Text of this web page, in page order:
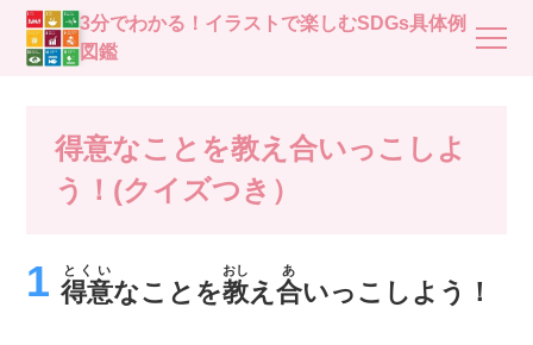
3分でわかる！イラストで楽しむSDGs具体例
図鑑
得意なことを教え合いっこしよ
う！(クイズつき）
得意
とくい
なことを教
おし
え 合
あ
いっこしよう！